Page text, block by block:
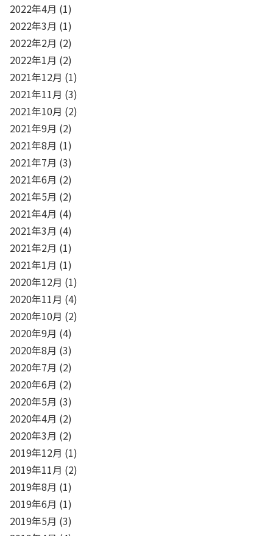
2022年4月 (1)
2022年3月 (1)
2022年2月 (2)
2022年1月 (2)
2021年12月 (1)
2021年11月 (3)
2021年10月 (2)
2021年9月 (2)
2021年8月 (1)
2021年7月 (3)
2021年6月 (2)
2021年5月 (2)
2021年4月 (4)
2021年3月 (4)
2021年2月 (1)
2021年1月 (1)
2020年12月 (1)
2020年11月 (4)
2020年10月 (2)
2020年9月 (4)
2020年8月 (3)
2020年7月 (2)
2020年6月 (2)
2020年5月 (3)
2020年4月 (2)
2020年3月 (2)
2019年12月 (1)
2019年11月 (2)
2019年8月 (1)
2019年6月 (1)
2019年5月 (3)